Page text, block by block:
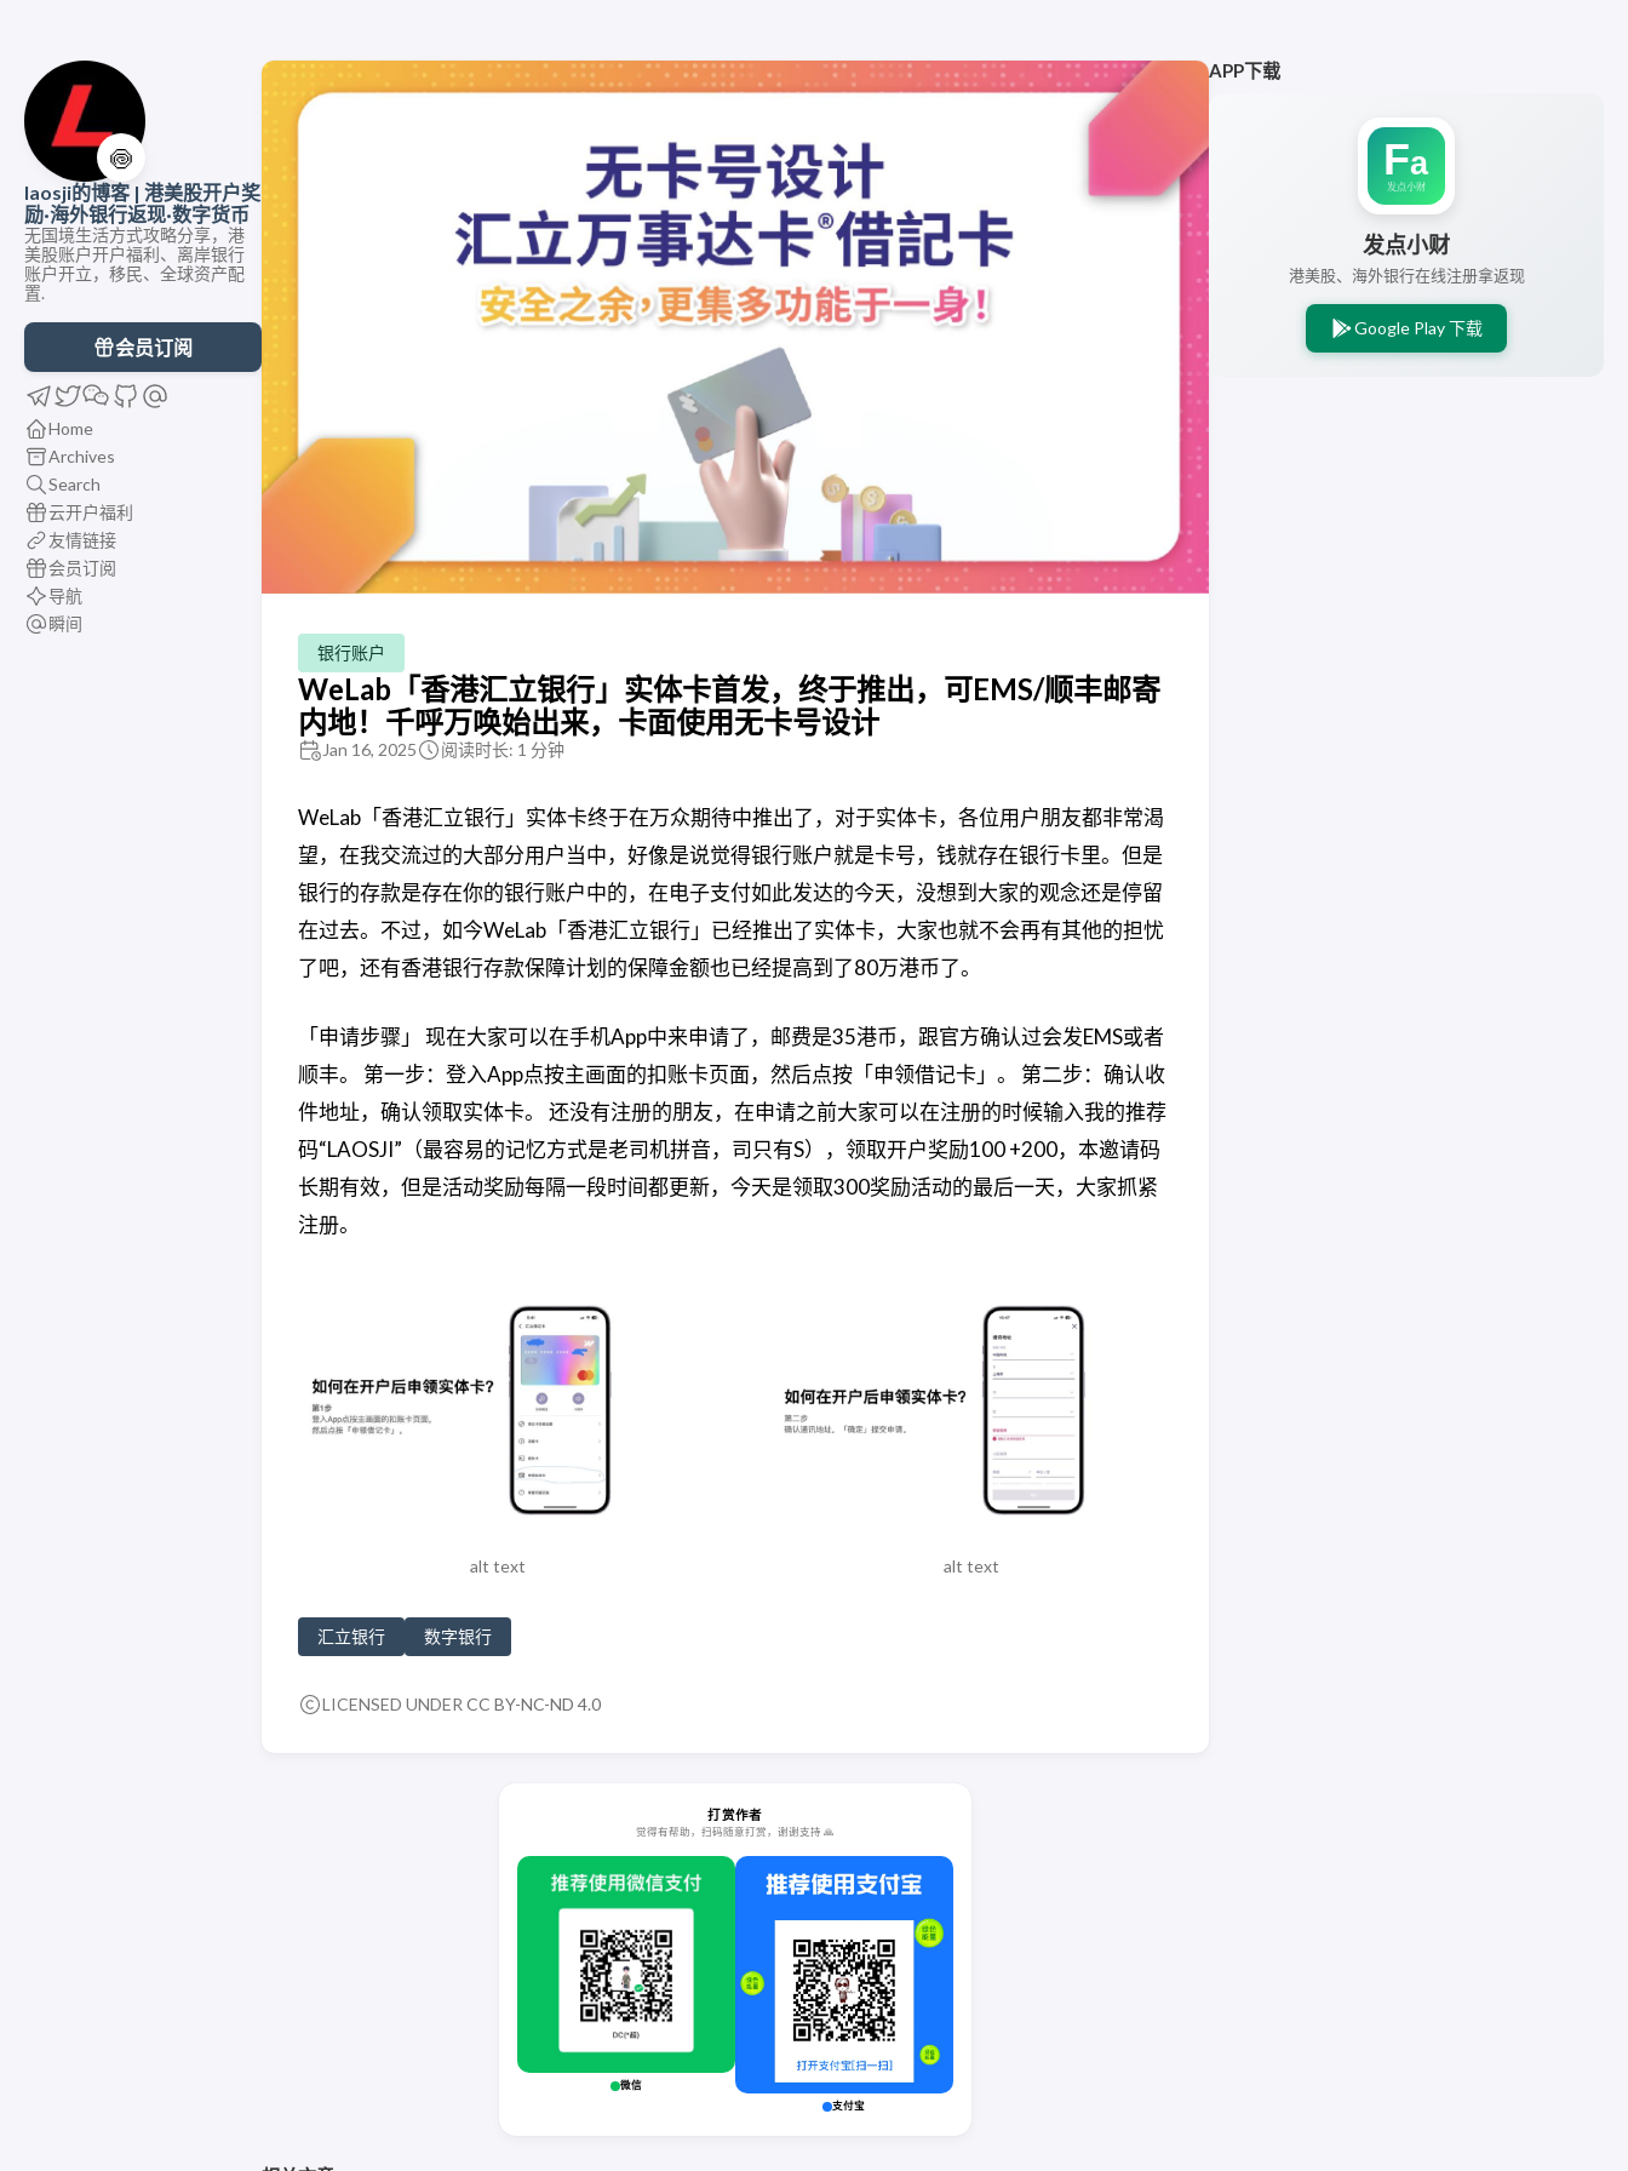
🍥
laosji的博客 | 港美股开户奖
励·海外银行返现·数字货币
无国境生活方式攻略分享，港
美股账户开户福利、离岸银行
账户开立，移民、全球资产配
置.
会员订阅
Home
Archives
Search
云开户福利
友情链接
会员订阅
导航
瞬间
APP下载
发点小财
港美股、海外银行在线注册拿返现
Google Play 下载
银行账户
WeLab「香港汇立银行」实体卡首发，终于推出，可EMS/顺丰邮寄
内地！千呼万唤始出来，卡面使用无卡号设计
Jan 16, 2025 阅读时长: 1 分钟
WeLab「香港汇立银行」实体卡终于在万众期待中推出了，对于实体卡，各位用户朋友都非常渴
望，在我交流过的大部分用户当中，好像是说觉得银行账户就是卡号，钱就存在银行卡里。但是
银行的存款是存在你的银行账户中的，在电子支付如此发达的今天，没想到大家的观念还是停留
在过去。不过，如今WeLab「香港汇立银行」已经推出了实体卡，大家也就不会再有其他的担忧
了吧，还有香港银行存款保障计划的保障金额也已经提高到了80万港币了。
「申请步骤」 现在大家可以在手机App中来申请了，邮费是35港币，跟官方确认过会发EMS或者
顺丰。 第一步：登入App点按主画面的扣账卡页面，然后点按「申领借记卡」。 第二步：确认收
件地址，确认领取实体卡。 还没有注册的朋友，在申请之前大家可以在注册的时候输入我的推荐
码“LAOSJI”（最容易的记忆方式是老司机拼音，司只有S），领取开户奖励100 +200，本邀请码
长期有效，但是活动奖励每隔一段时间都更新，今天是领取300奖励活动的最后一天，大家抓紧
注册。
alt text alt text
汇立银行 数字银行
LICENSED UNDER CC BY-NC-ND 4.0
打赏作者
觉得有帮助，扫码随意打赏，谢谢支持 🙏
微信
支付宝